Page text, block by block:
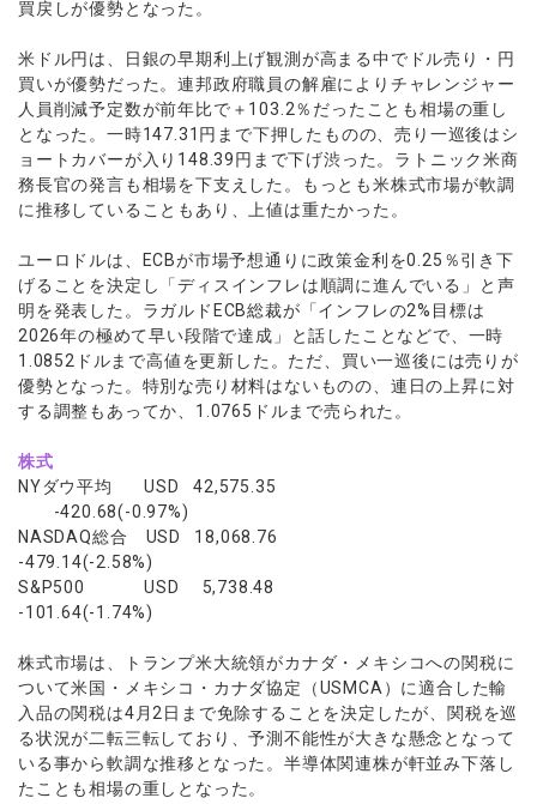
ไทย
Tiếng Việt
買戻しが優勢となった。
米ドル円は、日銀の早期利上げ観測が高まる中でドル売り・円
買いが優勢だった。連邦政府職員の解雇によりチャレンジャー
人員削減予定数が前年比で＋103.2％だったことも相場の重し
となった。一時147.31円まで下押したものの、売り一巡後はシ
ョートカバーが入り148.39円まで下げ渋った。ラトニック米商
務長官の発言も相場を下支えした。もっとも米株式市場が軟調
に推移していることもあり、上値は重たかった。
ユーロドルは、ECBが市場予想通りに政策金利を0.25％引き下
げることを決定し「ディスインフレは順調に進んでいる」と声
明を発表した。ラガルドECB総裁が「インフレの2%目標は
2026年の極めて早い段階で達成」と話したことなどで、一時
1.0852ドルまで高値を更新した。ただ、買い一巡後には売りが
優勢となった。特別な売り材料はないものの、連日の上昇に対
する調整もあってか、1.0765ドルまで売られた。
株式
NYダウ平均 USD 42,575.35
-420.68(-0.97%)
NASDAQ総合 USD 18,068.76
-479.14(-2.58%)
S&P500 USD 5,738.48
-101.64(-1.74%)
株式市場は、トランプ米大統領がカナダ・メキシコへの関税に
ついて米国・メキシコ・カナダ協定（USMCA）に適合した輸
入品の関税は4月2日まで免除することを決定したが、関税を巡
る状況が二転三転しており、予測不能性が大きな懸念となって
いる事から軟調な推移となった。半導体関連株が軒並み下落し
たことも相場の重しとなった。